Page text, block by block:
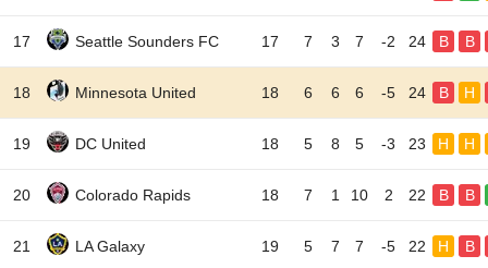
17 Seattle Sounders FC 17 7 3 7 -2 24 B B
18 Minnesota United 18 6 6 6 -5 24 B H
19 DC United 18 5 8 5 -3 23 H H
20 Colorado Rapids 18 7 1 10 2 22 B B
21 LA Galaxy 19 5 7 7 -5 22 H B